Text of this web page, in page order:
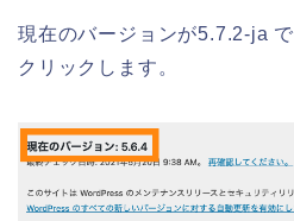
現在のバージョンが5.7.2-ja
クリックします。